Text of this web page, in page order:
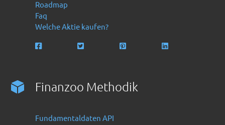
Roadmap
Faq
Welche Aktie kaufen?
Finanzoo Methodik
Fundamentaldaten API